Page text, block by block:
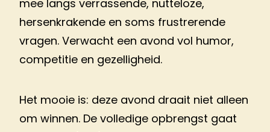
mee langs verrassende, nutteloze,
hersenkrakende en soms frustrerende
vragen. Verwacht een avond vol humor,
competitie en gezelligheid.
Het mooie is: deze avond draait niet alleen
om winnen. De volledige opbrengst gaat